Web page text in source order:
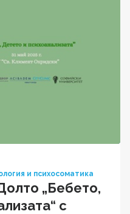
и психосоматика
„Бебето,
с